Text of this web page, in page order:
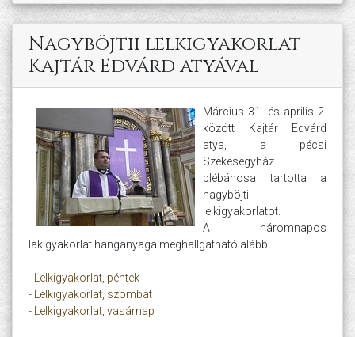
Nagyböjtii lelkigyakorlat
Kajtár Edvárd atyával
Március 31. és április 2.
között Kajtár Edvárd
atya, a pécsi
Székesegyház
plébánosa tartotta a
nagyböjti
lelkigyakorlatot.
A háromnapos
lakigyakorlat hanganyaga meghallgatható alább:
- Lelkigyakorlat, péntek
- Lelkigyakorlat, szombat
- Lelkigyakorlat, vasárnap